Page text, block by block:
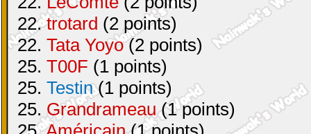
22.trotard (2 points)
22. Tata Yoyo(2 points)
25. T00F (1 points)
25. Testin(1 points)
25. Grandrameau(1 points)